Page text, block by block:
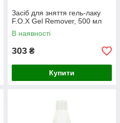
Засіб для зняття гель-лаку
F.O.X Gel Remover, 500 мл
В наявності
303 ₴
Купити